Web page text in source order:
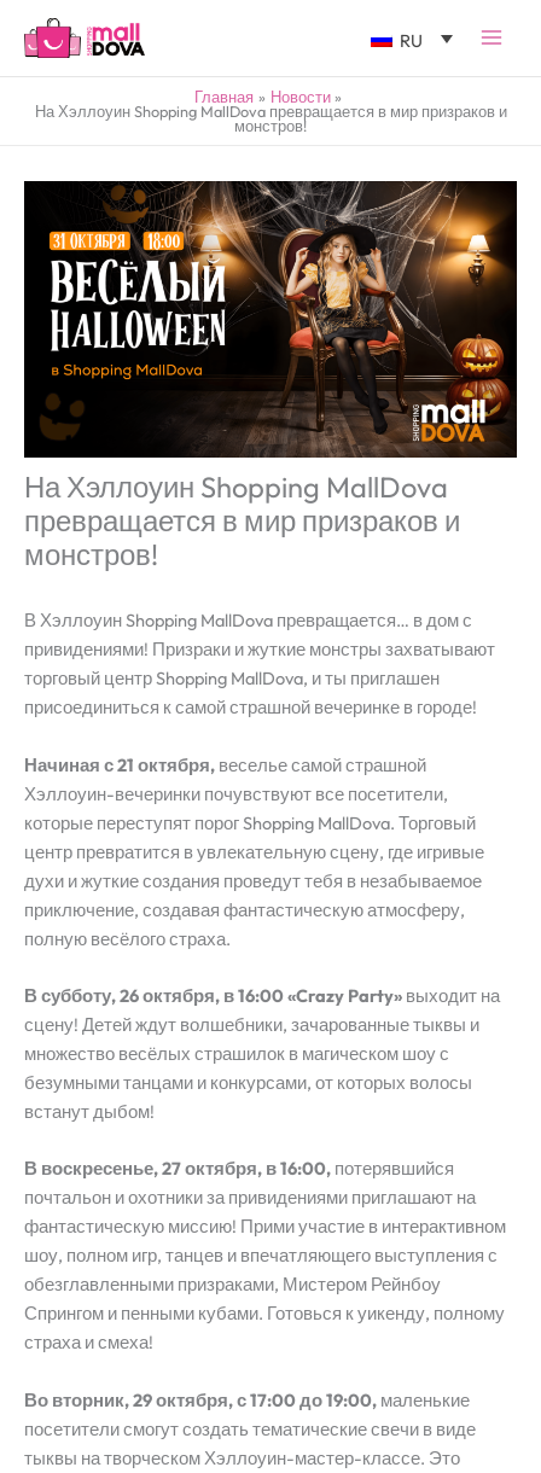
RU
Главная Новости
На Хэллоуин Shopping MallDova превращается в мир призраков и
монстров!
На Хэллоуин Shopping MallDova
превращается в мир призраков и
монстров!
В Хэллоуин Shopping MallDova превращается… в дом с
привидениями! Призраки и жуткие монстры захватывают
торговый центр Shopping MallDova, и ты приглашен
присоединиться к самой страшной вечеринке в городе!
Начиная с 21 октября, веселье самой страшной
Хэллоуин-вечеринки почувствуют все посетители,
которые переступят порог Shopping MallDova. Торговый
центр превратится в увлекательную сцену, где игривые
духи и жуткие создания проведут тебя в незабываемое
приключение, создавая фантастическую атмосферу,
полную весёлого страха.
В субботу, 26 октября, в 16:00 «Crazy Party» выходит на
сцену! Детей ждут волшебники, зачарованные тыквы и
множество весёлых страшилок в магическом шоу с
безумными танцами и конкурсами, от которых волосы
встанут дыбом!
В воскресенье, 27 октября, в 16:00, потерявшийся
почтальон и охотники за привидениями приглашают на
фантастическую миссию! Прими участие в интерактивном
шоу, полном игр, танцев и впечатляющего выступления с
обезглавленными призраками, Мистером Рейнбоу
Спрингом и пенными кубами. Готовься к уикенду, полному
страха и смеха!
Во вторник, 29 октября, с 17:00 до 19:00, маленькие
посетители смогут создать тематические свечи в виде
тыквы на творческом Хэллоуин-мастер-классе. Это